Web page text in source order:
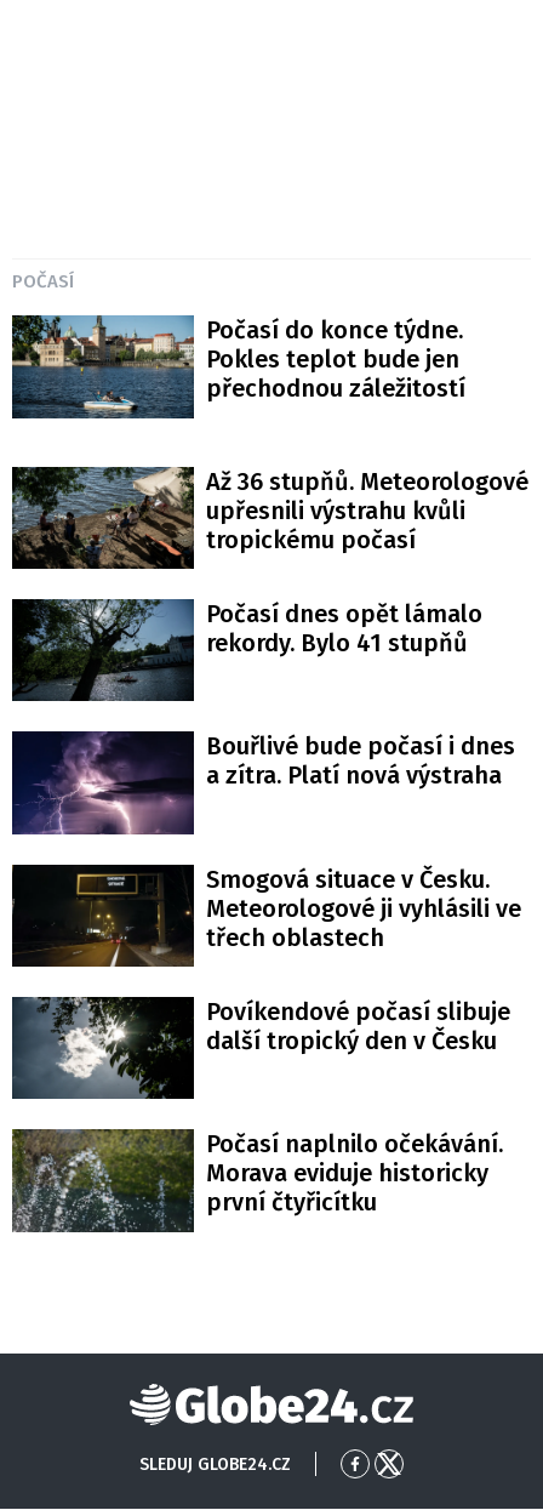
POČASÍ
Počasí do konce týdne.
Pokles teplot bude jen
přechodnou záležitostí
Až 36 stupňů. Meteorologové
upřesnili výstrahu kvůli
tropickému počasí
Počasí dnes opět lámalo
rekordy. Bylo 41 stupňů
Bouřlivé bude počasí i dnes
a zítra. Platí nová výstraha
Smogová situace v Česku.
Meteorologové ji vyhlásili ve
třech oblastech
Povíkendové počasí slibuje
další tropický den v Česku
Počasí naplnilo očekávání.
Morava eviduje historicky
první čtyřicítku
Globe24
SLEDUJ GLOBE24.CZ
PřejítPřejít